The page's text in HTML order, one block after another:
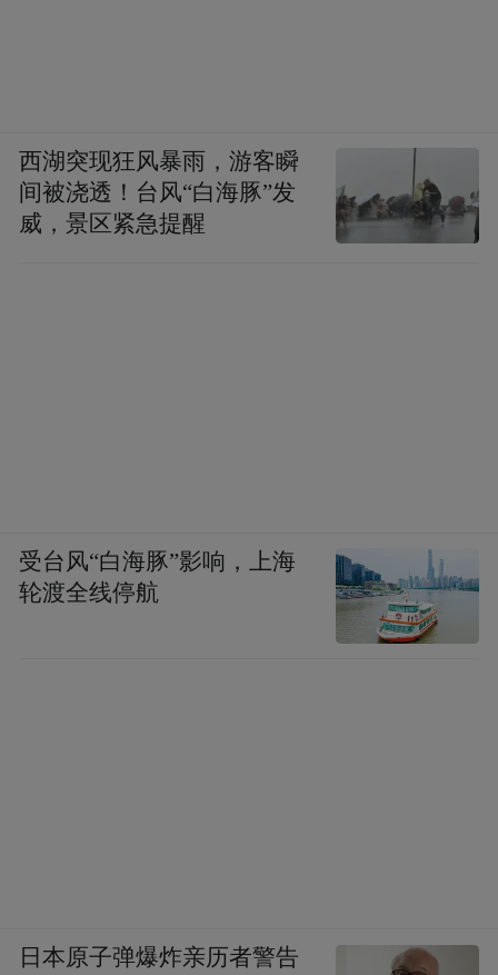
西湖突现狂风暴雨，游客瞬
间被浇透！台风“白海豚”发
威，景区紧急提醒
受台风“白海豚”影响，上海
轮渡全线停航
日本原子弹爆炸亲历者警告